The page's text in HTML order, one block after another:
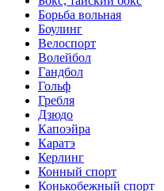
Борьба вольная
Боулинг
Велоспорт
Волейбол
Гандбол
Гольф
Гребля
Дзюдо
Капоэйра
Каратэ
Керлинг
Конный спорт
Конькобежный спорт